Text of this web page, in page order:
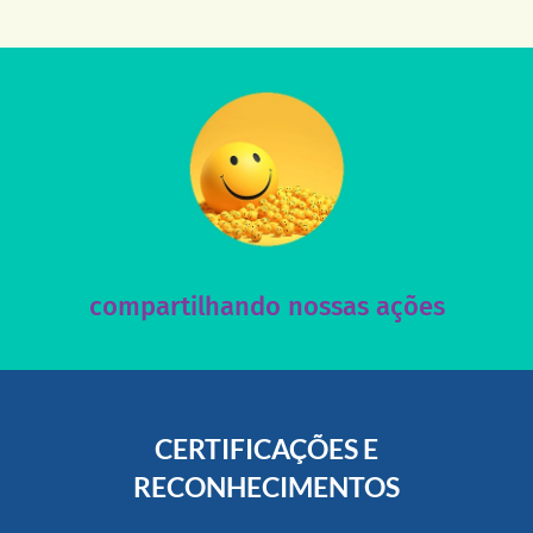
compartilhando nossas ações
Acesse nossas redes sociais e nos ajude compartilhando
nossos posts e nosso site!
acesse nosso instagram
CERTIFICAÇÕES E
RECONHECIMENTOS